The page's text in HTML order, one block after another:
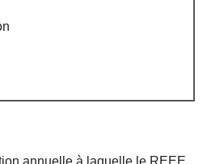
annuelle à laquelle le REEE